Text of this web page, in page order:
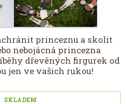
princeznu a skolit
nebojácná princezna
dřevěných firgurek od
jen ve vašich rukou!
SKLADEM